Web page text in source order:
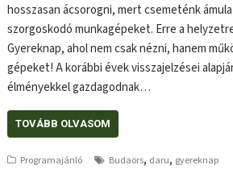
hosszasan ácsorogni, mert csemeténk
szorgoskodó munkagépeket. Erre a
Gyereknap, ahol nem csak nézni, hanem
gépeket! A korábbi évek visszajelzései
élményekkel gazdagodnak…
TOVÁBB OLVASOM
Programajánló Budaörs, daru, gyereknap